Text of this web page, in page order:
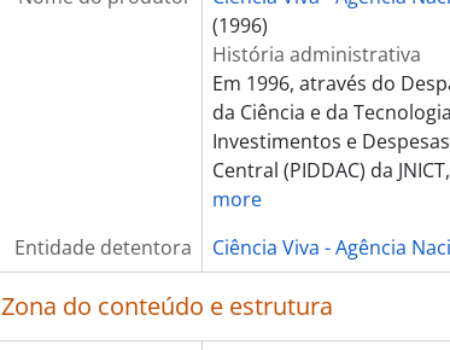
[Item] A Matemática das Coisas 2007,
[Item] Exposição Vida Fácil!, 2005 - 2006
[Item] Quando as galinhas tinham
[Item] Café de Ciência na Assembleia
[Item] Café de Ciência na Assembleia
[Item] Café de Ciência na Assembleia
[Item] Ciência e Património 2009, 2009
[Item] Exposição Era Uma
[Item] Exposição Debaixo da Pele -
[Item] Noite do Professor 2014, 2014
[Item] As 24 Horas do Tempo, 2014
(1996)
História administrativa
Em 1996, através do
da Ciência e da
Investimentos e
Central (PIDDAC) da
more
Entidade detentora
Ciência Viva - Agência
Zona do conteúdo e estrutura